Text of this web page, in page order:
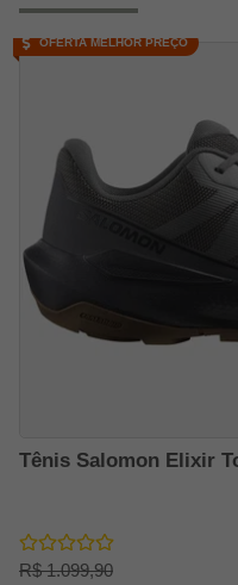
Tênis Salomon Elixir
R$ 1.099,90
OFERTA MELHOR PREÇO